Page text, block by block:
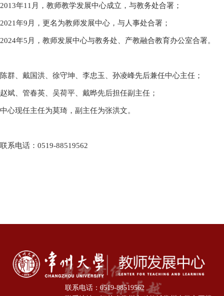
2013年11月，教师教学发展中心成立，与教务处合署；
2021年9月，更名为教师发展中心，与人事处合署；
2024年5月， 教师发展中心与教务处、产教融合教育办公室合署。
陈群、戴国洪、徐守坤、李忠玉、 孙凌峰先后兼任中心主任；
赵斌、管春英、吴荷平、 戴晔先后担任副主任；
中心现任主任为莫琦，副主任为张洪文。
联系电话：0519-88519562
联系电话：0519-88519562